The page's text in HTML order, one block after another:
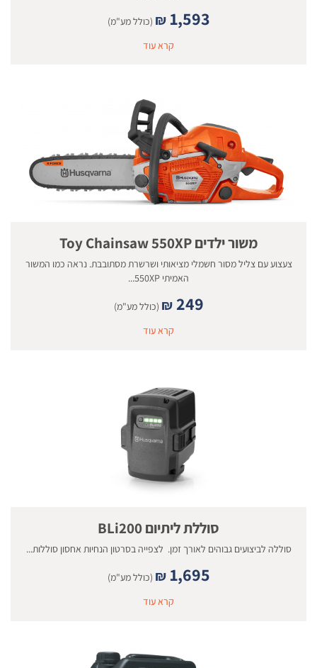
₪ 1,593
(כולל מע"מ)
קרא עוד
משור ילדים Toy Chainsaw 550XP
צעצוע עם צליל מסור חשמלי מציאותי ושרשרת מסתובבת. נראה כמו המשור
האמיתי 550XP...
₪ 249
(כולל מע"מ)
קרא עוד
סוללת ליתיום BLi200
סוללה לביצועים גבוהים לאורך זמן. לצפייה בסרטון הנחיות אחסון סוללות...
₪ 1,695
(כולל מע"מ)
קרא עוד